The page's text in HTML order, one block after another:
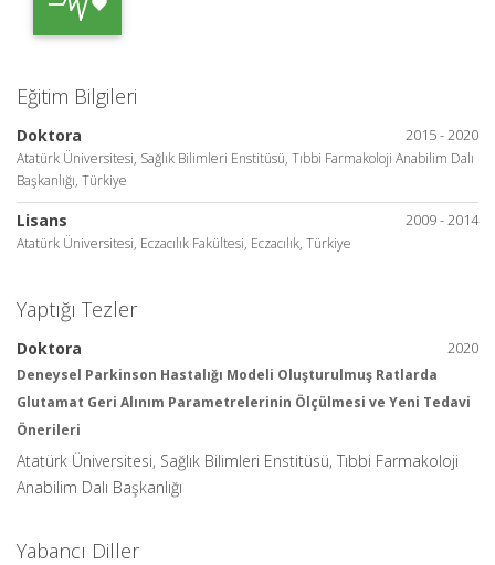
Eğitim Bilgileri
2015 - 2020
Doktora
Atatürk Üniversitesi, Sağlık Bilimleri Enstitüsü, Tıbbi Farmakoloji Anabilim Dalı
Başkanlığı, Türkiye
2009 - 2014
Lisans
Atatürk Üniversitesi, Eczacılık Fakültesi, Eczacılık, Türkiye
Yaptığı Tezler
2020
Doktora
Deneysel Parkinson Hastalığı Modeli Oluşturulmuş Ratlarda
Glutamat Geri Alınım Parametrelerinin Ölçülmesi ve Yeni Tedavi
Önerileri
Atatürk Üniversitesi, Sağlık Bilimleri Enstitüsü, Tıbbi Farmakoloji
Anabilim Dalı Başkanlığı
Yabancı Diller